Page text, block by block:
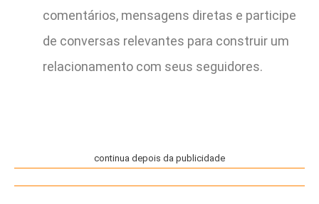
comentários, mensagens diretas e participe
de conversas relevantes para construir um
relacionamento com seus seguidores.
continua depois da publicidade